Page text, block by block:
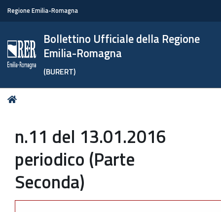
Regione Emilia-Romagna
Bollettino Ufficiale della Regione
Emilia-Romagna
(BURERT)
Tu
n.11 del 13.01.2016
periodico (Parte
Seconda)